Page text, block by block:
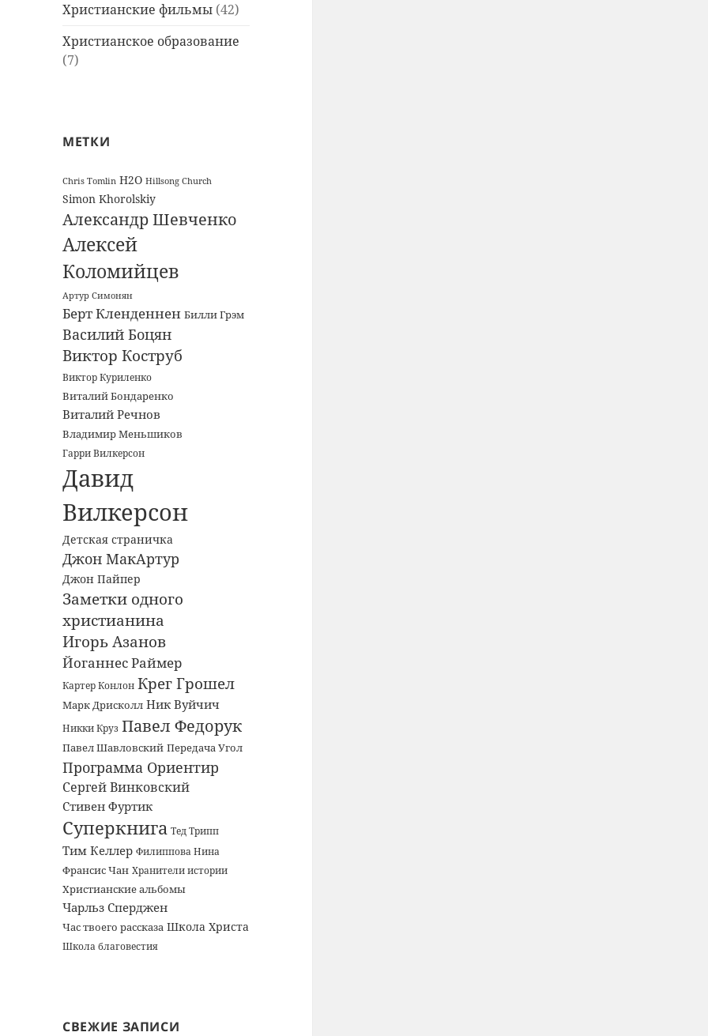
Христианские фильмы (42)
Христианское образование
(7)
МЕТКИ
Chris Tomlin H2O Hillsong Church
Simon Khorolskiy
Александр Шевченко
Алексей
Коломийцев
Артур Симонян
Берт Кленденнен Билли Грэм
Василий Боцян
Виктор Коструб
Виктор Куриленко
Виталий Бондаренко
Виталий Речнов
Владимир Меньшиков
Гарри Вилкерсон
Давид
Вилкерсон
Детская страничка
Джон МакАртур
Джон Пайпер
Заметки одного
христианина
Игорь Азанов
Йоганнес Раймер
Картер Конлон Крег Грошел
Марк Дрисколл Ник Вуйчич
Никки Круз Павел Федорук
Павел Шавловский Передача Угол
Программа Ориентир
Сергей Винковский
Стивен Фуртик
Суперкнига Тед Трипп
Тим Келлер Филиппова Нина
Франсис Чан Хранители истории
Христианские альбомы
Чарльз Сперджен
Час твоего рассказа Школа Христа
Школа благовестия
СВЕЖИЕ ЗАПИСИ